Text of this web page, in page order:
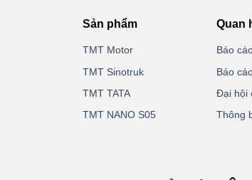
Sản phẩm
TMT Motor
TMT Sinotruk
TMT TATA
TMT NANO S05
Quan
Báo
Báo
Đại hội
Thông